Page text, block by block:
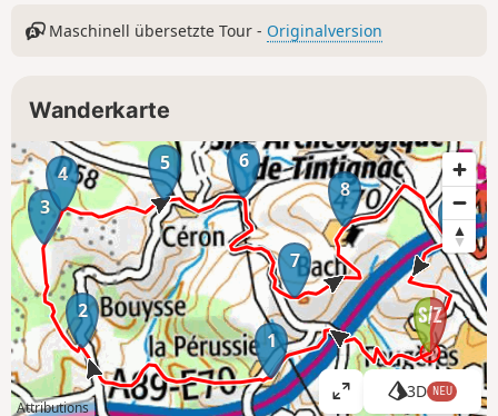
Maschinell übersetzte Tour - Originalversion
Wanderkarte
1
2
3
4 5 6
7
8
9
Attributions
K
3D NEU